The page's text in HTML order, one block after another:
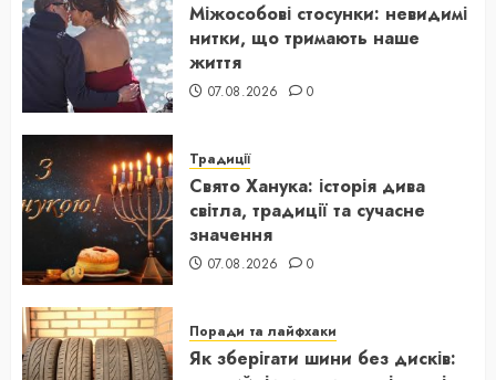
Міжособові стосунки: невидимі
нитки, що тримають наше
життя
07.08.2026 0
Традиції
Свято Ханука: історія дива
світла, традиції та сучасне
значення
07.08.2026 0
Поради та лайфхаки
Як зберігати шини без дисків: